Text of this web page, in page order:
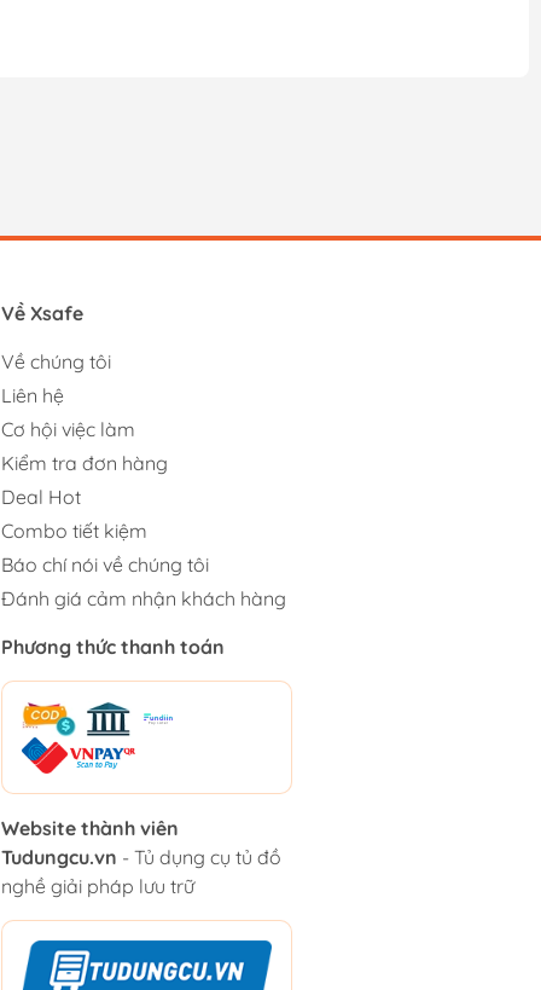
Về Xsafe
Về chúng tôi
Liên hệ
Cơ hội việc làm
Kiểm tra đơn hàng
Deal Hot
Combo tiết kiệm
Báo chí nói về chúng tôi
Đánh giá cảm nhận khách hàng
Phương thức thanh toán
Website thành viên
Tudungcu.vn - Tủ dụng cụ tủ đồ
nghề giải pháp lưu trữ